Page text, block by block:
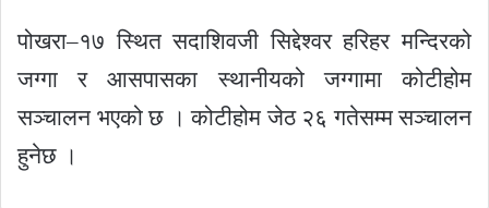
पोखरा–१७ स्थित सदाशिवजी सिद्देश्वर हरिहर मन्दिरको
जग्गा र आसपासका स्थानीयको जग्गामा कोटीहोम
सञ्चालन भएको छ । कोटीहोम जेठ २६ गतेसम्म सञ्चालन
हुनेछ ।